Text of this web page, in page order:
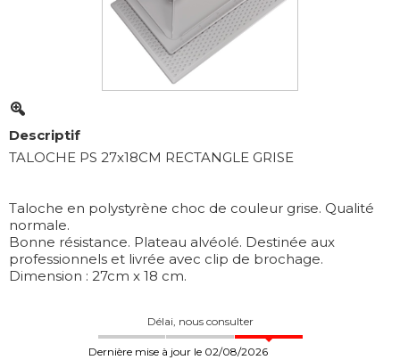
Descriptif
TALOCHE PS 27x18CM RECTANGLE GRISE
Taloche en polystyrène choc de couleur grise. Qualité
normale.
Bonne résistance. Plateau alvéolé. Destinée aux
professionnels et livrée avec clip de brochage.
Dimension : 27cm x 18 cm.
Délai, nous consulter
Dernière mise à jour le 02/08/2026